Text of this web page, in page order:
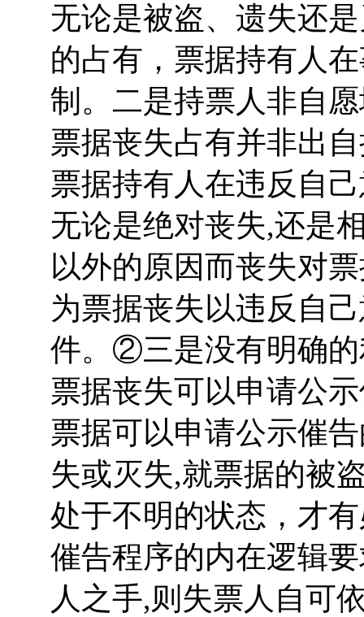
无论是被盗、遗失还
的占有，票据持有人
制。二是持票人非自
票据丧失占有并非出
票据持有人在违反自
无论是绝对丧失,还是
以外的原因而丧失对
为票据丧失以违反自
件。②三是没有明确
票据丧失可以申请公
票据可以申请公示催
失或灭失,就票据的被
处于不明的状态，才
催告程序的内在逻辑
人之手,则失票人自可